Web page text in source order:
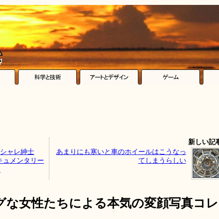
ャレ紳士
ュメンタリー
新しい記
あまりにも寒いと車のホイールはこうなっ
てしまうらしい
女性たちによる本気の変顔写真コレ